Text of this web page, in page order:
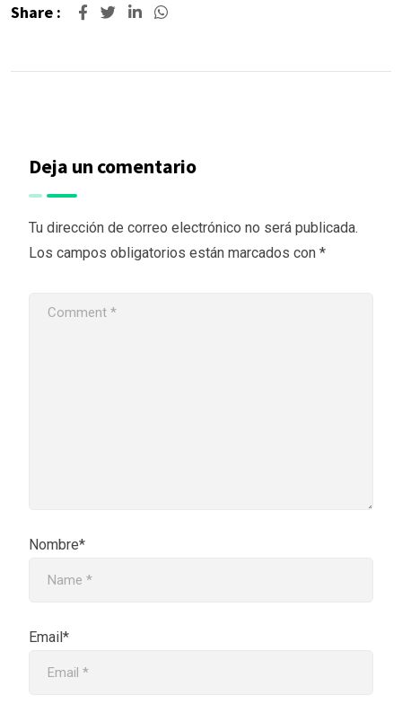
Share :
Deja un comentario
Tu dirección de correo electrónico no será publicada.
Los campos obligatorios están marcados con *
Nombre*
Email*